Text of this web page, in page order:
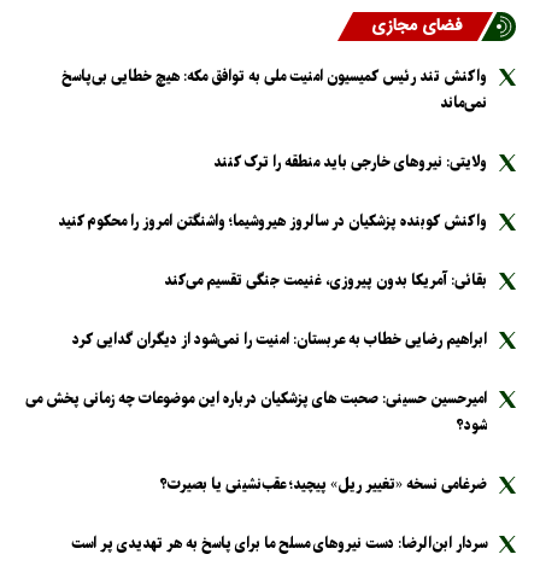
فضای مجازی
واکنش تند رئیس کمیسیون امنیت ملی به توافق مکه: هیچ خطایی بی‌پاسخ
نمی‌ماند
ولایتی: نیرو‌های خارجی باید منطقه را ترک کنند
واکنش کوبنده پزشکیان در سالروز هیروشیما؛ واشنگتن امروز را محکوم کنید
بقائی: آمریکا بدون پیروزی، غنیمت جنگی تقسیم می‌کند
ابراهیم رضایی خطاب به عربستان: امنیت را نمی‌شود از دیگران گدایی کرد
امیرحسین حسینی: صحبت های پزشکیان درباره این موضوعات چه زمانی پخش می
شود؟
ضرغامی نسخه «تغییر ریل» پیچید؛ عقب‌نشینی یا بصیرت؟
سردار ابن‌الرضا: دست نیرو‌های مسلح ما برای پاسخ به هر تهدیدی پر است